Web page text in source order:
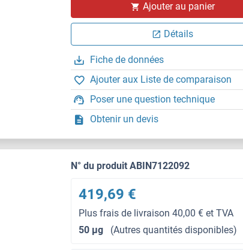
Ajouter au panier
Détails
Fiche de données
Ajouter aux Liste de comparaison
Poser une question technique
Obtenir un devis
N° du produit ABIN7122092
419,69 €
Plus frais de livraison 40,00 € et TVA
50 μg
(Autres quantités disponibles)